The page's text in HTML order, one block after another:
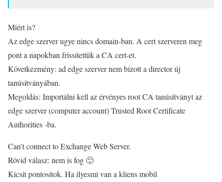
Miért is?
Az edge szerver ugye nincs domain-ban. A cert szerveren meg
pont a napokban frissítettük a CA cert-et.
Következmény: ad edge szerver nem bízott a director új
tanúsítványában.
Megoldás: Importálni kell az érvényes root CA tanúsítványt az
edge szerver (computer account) Trusted Root Certificate
Authorities -ba.
Can’t connect to Exchange Web Server.
Rövid válasz: nem is fog 🙂
Kicsit pontosítok. Ha ilyesmi van a kliens mobil